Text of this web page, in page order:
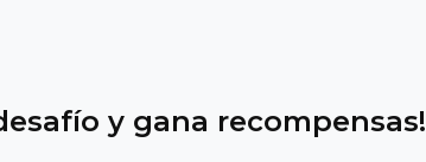
y gana recompensas!